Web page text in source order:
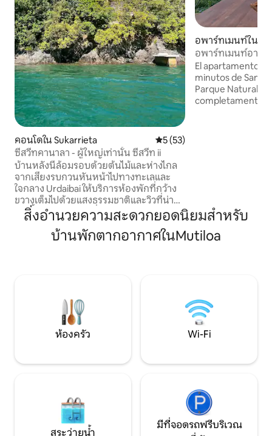
คอนโดใน Sukarrieta คะแนนเฉลี่ย 5 จาก 5, 53 รีวิว
5 (53)
ซีสวีทคานาลา - ผู้ใหญ่เท่านั้น ซีสวีท ii
บ้านหลังนี้ล้อมรอบด้วยต้นไม้และห่างไกล
จากเสียงรบกวนหันหน้าไปทางทะเลและ
ใจกลาง Urdaibai ให้บริการห้องพักที่กว้าง
ขวางเต็มไปด้วยแสงธรรมชาติและวิวที่น่าทึ่ง
บนพื้นเป็นห้องสวีทที่มีห้องพักพร้อม
ห้องน้ำในตัว มีห้องในตัวพร้อมห้องน้ำ ห้อง
ครัวเปิดให้บริการห้องรับประทานอาหาร
ออกจากพื้นที่วิวทะเลที่มีห้องครัวห้องรับ
ประทานอาหารและห้องนั่งเล่นที่เชิญคุณ
มาพักผ่อน หน้าต่างที่งดงามของห้องนั่ง
เล่นมีกันสาดแบบยืดขยายได้ซึ่งช่วยปกป้อง
เครือข่าย Wi-Fi และทีวีขนาด 42 "พร้อมการ
ตู้เย็น - ตู้แช่แข็งเครื่องล้างจานเตา
ไมโครเวฟเตาแม่เหล็กไฟฟ้าพร้อมเครื่องดูด
ควันและอาหารเช้ารวมถึงอุปกรณ์สำหรับ
อพาร์ทเมนท์ใน
อพาร์ทเมนท์อาตา
ราลาร์
El apartamento
minutos de San
Parque Natural
completamente
สิ่งอำนวยความสะดวกยอดนิยมสำหรับ
บ้านพักตากอากาศในMutiloa
ห้องครัว Wi-Fi
สระว่ายน้ำ
มีที่จอดรถฟรีบริเวณ